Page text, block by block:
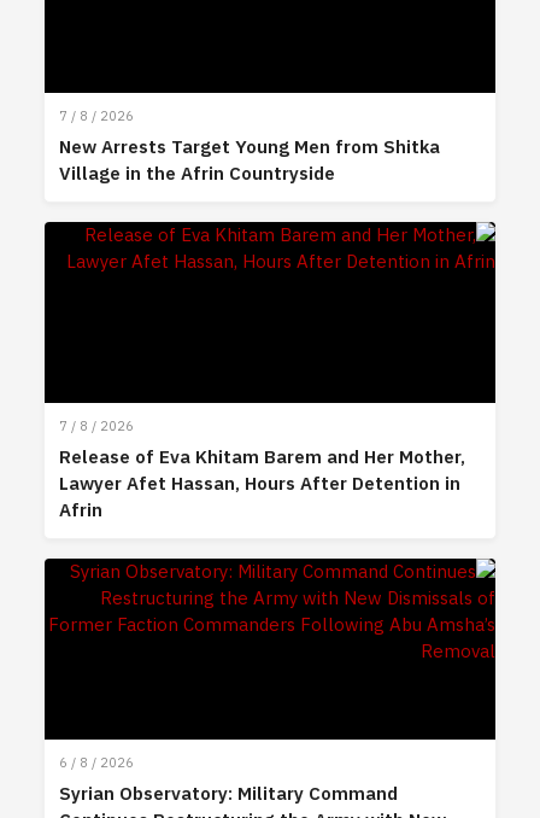
7 / 8 / 2026
New Arrests Target Young Men from Shitka
Village in the Afrin Countryside
7 / 8 / 2026
Release of Eva Khitam Barem and Her Mother,
Lawyer Afet Hassan, Hours After Detention in
Afrin
6 / 8 / 2026
Syrian Observatory: Military Command